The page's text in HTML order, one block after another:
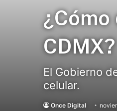
¿Cómo
CDMX?
El Gobierno
celular.
Once Digital